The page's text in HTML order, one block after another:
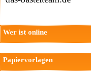
Wer ist online
Papiervorlagen